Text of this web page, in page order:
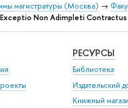
магистратуры (Москва) →
Non Adimpleti
РЕСУРСЫ
Библиотека
Издательский
Книжный